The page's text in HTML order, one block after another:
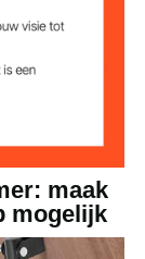
alle
maak
mogelijk